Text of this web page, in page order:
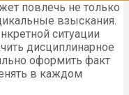
повлечь не только
взыскания.
ситуации
дисциплинарное
оформить факт
в каждом